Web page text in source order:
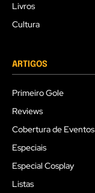
Livros
Cultura
ARTIGOS
Primeiro Gole
Reviews
Cobertura de Eventos
Especiais
Especial Cosplay
Listas